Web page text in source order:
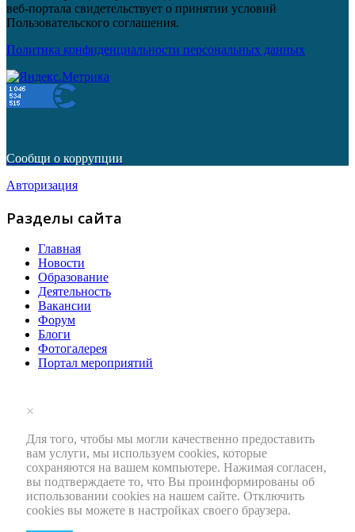
веб-портала свидетельствует о принятии условий
Пользовательского соглашения.
Политика конфиденциальности персональных данных
Сообщи о коррупции
Авторизация
Разделы сайта
Главная
Новости
Образование
Деятельность
Вакансии
Форум
Блоги
Фотогалерея
Портал мероприятий
×
Для того, чтобы мы могли качественно предоставить
вам услуги, мы используем cookies, которые
сохраняются на вашем компьютере. Нажимая согласен,
вы подтверждаете то, что Вы проинформированы об
использовании cookies на нашем сайте. Отключить
cookies вы можете в настройках своего браузера.